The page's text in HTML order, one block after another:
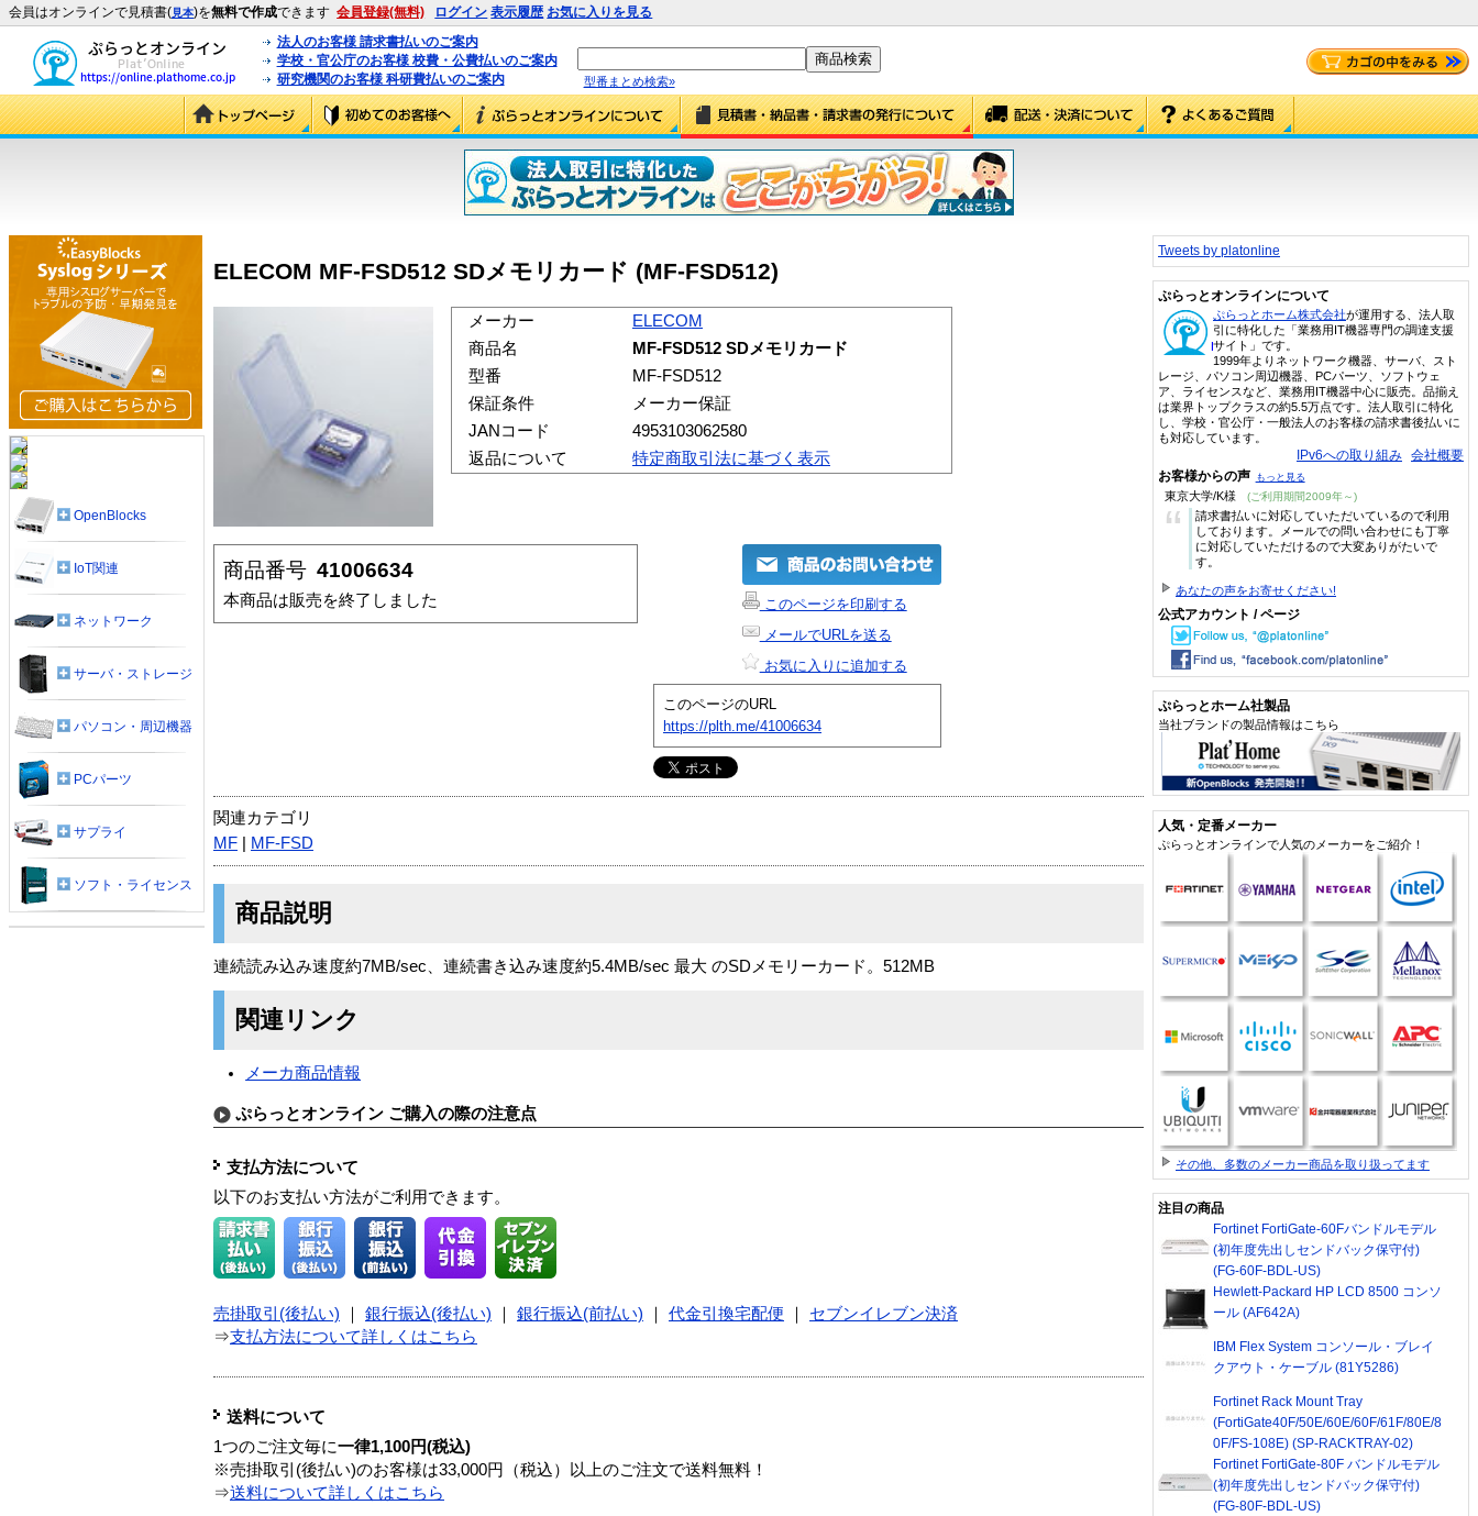
会員はオンラインで見積書(見本)を無料で作成できます 会員登録(無料) ログイン 表示履歴 お気に入りを見る
法人のお客様 請求書払いのご案内
学校・官公庁のお客様 校費・公費払いのご案内
研究機関のお客様 科研費払いのご案内
型番まとめ検索»
ELECOM MF-FSD512 SDメモリカード (MF-FSD512)
メーカー
ELECOM
商品名
MF-FSD512 SDメモリカード
型番
MF-FSD512
保証条件
メーカー保証
JANコード
4953103062580
返品について
特定商取引法に基づく表示
商品番号 41006634
本商品は販売を終了しました
このページを印刷する
メールでURLを送る
お気に入りに追加する
このページのURL
https://plth.me/41006634
関連カテゴリ
MF
MF-FSD
商品説明
連続読み込み速度約7MB/sec、連続書き込み速度約5.4MB/sec 最大 のSDメモリーカード。512MB
関連リンク
メーカ商品情報
ぷらっとオンライン ご購入の際の注意点
支払方法について
以下のお支払い方法がご利用できます。
売掛取引(後払い) 銀行振込(後払い) 銀行振込(前払い) 代金引換宅配便
セブンイレブン決済
⇒支払方法について詳しくはこちら
送料について
1つのご注文毎に一律1,100円(税込)
※売掛取引(後払い)のお客様は33,000円（税込）以上のご注文で送料無料！
⇒送料について詳しくはこちら
OpenBlocks
IoT関連
ネットワーク
サーバ・ストレージ
パソコン・周辺機器
PCパーツ
サプライ
ソフト・ライセンス
Tweets by platonline
ぷらっとオンラインについて
ぷらっとホーム株式会社が運用する、法人取
引に特化した「業務用IT機器専門の調達支援
サイト」です。
1999年よりネットワーク機器、サーバ、スト
レージ、パソコン周辺機器、PCパーツ、ソフトウェ
ア、ライセンスなど、業務用IT機器中心に販売。品揃え
は業界トップクラスの約5.5万点です。法人取引に特化
し、学校・官公庁・一般法人のお客様の請求書後払いに
も対応しています。
IPv6への取り組み 会社概要
お客様からの声 もっと見る
東京大学/K様 (ご利用期間2009年～)
“
請求書払いに対応していただいているので利用
しております。メールでの問い合わせにも丁寧
に対応していただけるので大変ありがたいで
す。
あなたの声をお寄せください!
公式アカウント / ページ
ぷらっとホーム社製品
当社ブランドの製品情報はこちら
人気・定番メーカー
ぷらっとオンラインで人気のメーカーをご紹介！
その他、多数のメーカー商品を取り扱ってます
注目の商品
Fortinet FortiGate-60Fバンドルモデル
(初年度先出しセンドバック保守付)
(FG-60F-BDL-US)
Hewlett-Packard HP LCD 8500 コンソ
ール (AF642A)
IBM Flex System コンソール・ブレイ
クアウト・ケーブル (81Y5286)
Fortinet Rack Mount Tray
(FortiGate40F/50E/60E/60F/61F/80E/8
0F/FS-108E) (SP-RACKTRAY-02)
Fortinet FortiGate-80F バンドルモデル
(初年度先出しセンドバック保守付)
(FG-80F-BDL-US)